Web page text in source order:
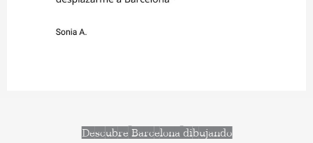
Descubre Barcelona dibujando